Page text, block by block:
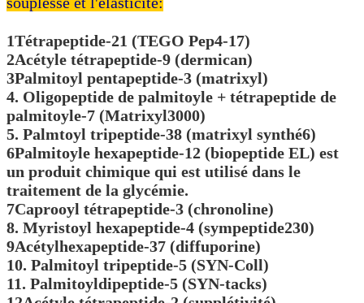
1Tétrapeptide-21 (TEGO Pep4-17)
2Acétyle tétrapeptide-9 (dermican)
3Palmitoyl pentapeptide-3 (matrixyl)
4. Oligopeptide de palmitoyle + tétrapeptide de
palmitoyle-7 (Matrixyl3000)
5. Palmtoyl tripeptide-38 (matrixyl synthé6)
6Palmitoyle hexapeptide-12 (biopeptide EL) est
un produit chimique qui est utilisé dans le
traitement de la glycémie.
7Caprooyl tétrapeptide-3 (chronoline)
8. Myristoyl hexapeptide-4 (sympeptide230)
9Acétylhexapeptide-37 (diffuporine)
10. Palmitoyl tripeptide-5 (SYN-Coll)
11. Palmitoyldipeptide-5 (SYN-tacks)